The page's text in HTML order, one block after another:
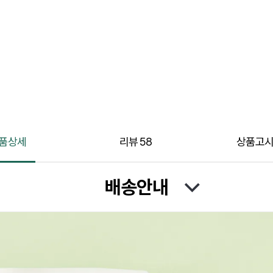
상세 리뷰58 상품고
배송안내